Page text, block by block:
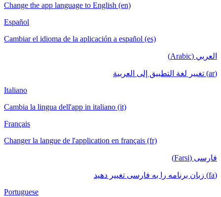
Change the app language to English (en)
Español
Cambiar el idioma de la aplicación a español (es)
العربي (Arabic)
(ar) تغيير لغة التطبيق إلى العربية
Italiano
Cambia la lingua dell'app in italiano (it)
Français
Changer la langue de l'application en français (fr)
فارسی (Farsi)
(fa) زبان برنامه را به فارسی تغییر دهید
Portuguese